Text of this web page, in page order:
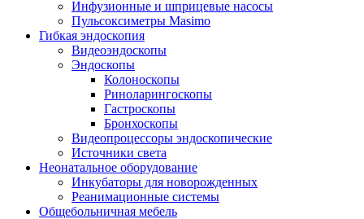
Инфузионные и шприцевые насосы
Пульсоксиметры Masimo
Гибкая эндоскопия
Видеоэндоскопы
Эндоскопы
Колоноскопы
Риноларингоскопы
Гастроскопы
Бронхоскопы
Видеопроцессоры эндоскопические
Источники света
Неонатальное оборудование
Инкубаторы для новорожденных
Реанимационные системы
Общебольничная мебель